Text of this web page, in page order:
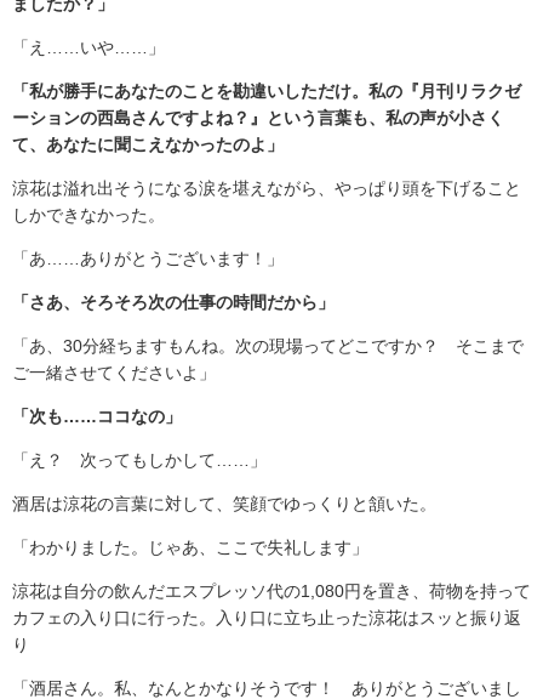
「え……いや……」
「私が勝手にあなたのことを勘違いしただけ。私の『月刊リラクゼ
ーションの西島さんですよね？』という言葉も、私の声が小さく
て、あなたに聞こえなかったのよ」
涼花は溢れ出そうになる涙を堪えながら、やっぱり頭を下げること
しかできなかった。
「あ……ありがとうございます！」
「さあ、そろそろ次の仕事の時間だから」
「あ、30分経ちますもんね。次の現場ってどこですか？ そこまで
ご一緒させてくださいよ」
「次も……ココなの」
「え？ 次ってもしかして……」
酒居は涼花の言葉に対して、笑顔でゆっくりと頷いた。
「わかりました。じゃあ、ここで失礼します」
涼花は自分の飲んだエスプレッソ代の1,080円を置き、荷物を持って
カフェの入り口に行った。入り口に立ち止った涼花はスッと振り返
り
「酒居さん。私、なんとかなりそうです！ ありがとうございまし